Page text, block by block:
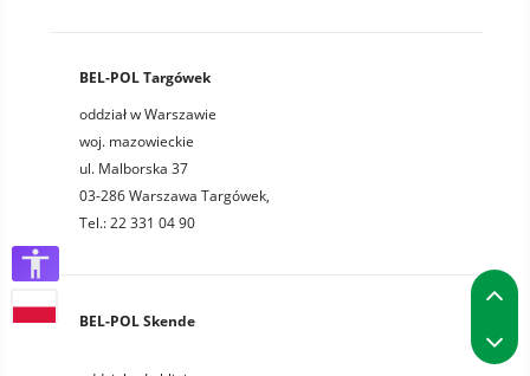
BEL-POL Targówek
oddział w Warszawie
woj. mazowieckie
ul. Malborska 37
03-286 Warszawa Targówek,
Tel.: 22 331 04 90
BEL-POL Skende